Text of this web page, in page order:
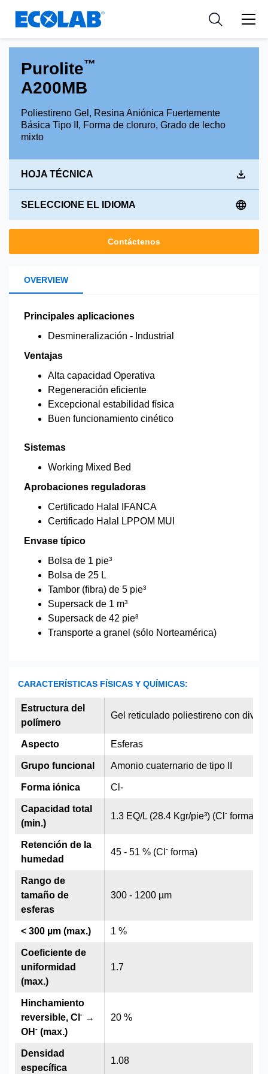
Resources
Aplicación
Nutraceuticals
Empresa
Tipo de producto
Purolite™
A200MB
Poliestireno Gel, Resina Aniónica Fuertemente
Básica Tipo II, Forma de cloruro, Grado de lecho
mixto
HOJA TÉCNICA
SELECCIONE EL IDIOMA
Contáctenos
OVERVIEW
Principales aplicaciones
Desmineralización - Industrial
Ventajas
Alta capacidad Operativa
Regeneración eficiente
Excepcional estabilidad física
Buen funcionamiento cinético
Sistemas
Working Mixed Bed
Aprobaciones reguladoras
Certificado Halal IFANCA
Certificado Halal LPPOM MUI
Envase típico
Bolsa de 1 pie³
Bolsa de 25 L
Tambor (fibra) de 5 pie³
Supersack de 1 m³
Supersack de 42 pie³
Transporte a granel (sólo Norteamérica)
CARACTERÍSTICAS FÍSICAS Y QUÍMICAS:
Gel reticulado poliestireno con
Esferas
Amonio cuaternario de tipo II
Cl-
1.3 EQ/L (28.4 Kgr/pie³) (Cl - forma)
45 - 51 % (Cl - forma)
300 - 1200 µm
1 %
1.7
20 %
1.08
Estructura del
polímero
Aspecto
Grupo funcional
Forma iónica
Capacidad total
(min.)
Retención de la
humedad
Rango de
tamaño de
esferas
< 300 µm (max.)
Coeficiente de
uniformidad
(max.)
Hinchamiento
reversible, Cl - →
OH - (max.)
Densidad
específica